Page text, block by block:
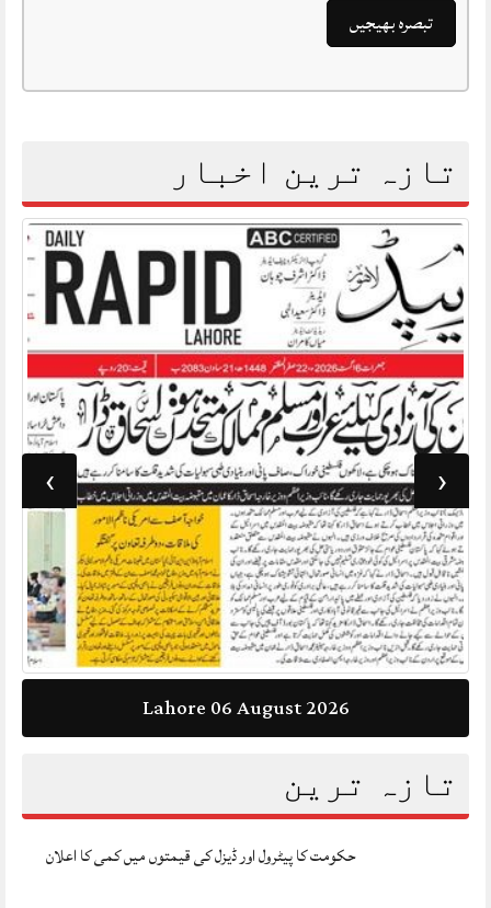
تازہ ترین اخبار
Lahore 05 August 2026
‹
›
تازہ ترین
حکومت کا پیٹرول اور ڈیزل کی قیمتوں میں کمی کا اعلان